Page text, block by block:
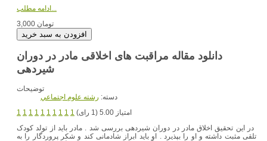
ادامه مطلب...
3,000 تومان
دانلود مقاله مراقبت های اخلاقی مادر در دوران
شیردهی
توضیحات
دسته: رشته علوم اجتماعي
1 1 1 1 1 1 1 1 1 1
امتیاز 5.00 (1 رای)
در این تحقیق اخلاق مادر در دوران شیردهی بررسی شد . مادر باید از تولد کودک
تلقی مثبت داشته و او را بپذیرد . او باید ابراز شادمانی کند و شکر پروردگار را به